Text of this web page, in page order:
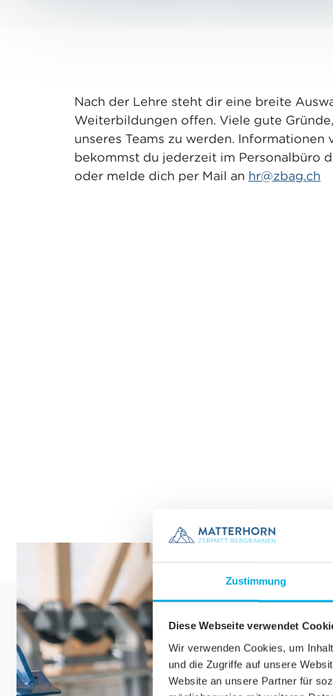
Zustimmung
Diese Webseite verwendet
Wir verwenden Cookies, um
und die Zugriffe auf unsere
Website an unsere Partner für
Nach der Lehre steht dir eine breite
Weiterbildungen offen. Viele gute
unseres Teams zu werden. Informationen
bekommst du jederzeit im Personalbüro
oder melde dich per Mail an hr@zbag.ch